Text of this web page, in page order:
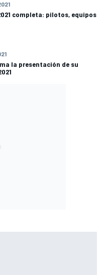
completa: pilotos, equipos
la presentación de su